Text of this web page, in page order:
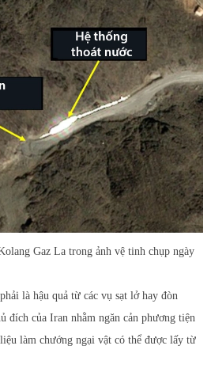
Gaz La trong ảnh vệ tinh chụp ngày
là hậu quả từ các vụ sạt lở hay đòn
đích của Iran nhằm ngăn cản phương tiện
làm chướng ngại vật có thể được lấy từ